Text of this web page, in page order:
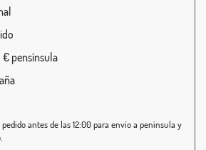
€ pensínsula
antes de las 12:00 para envío a península y